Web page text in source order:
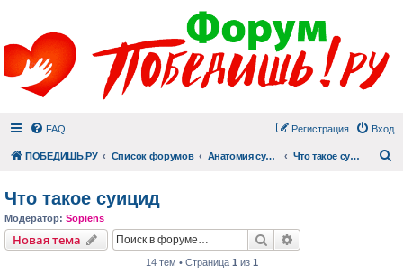
FAQ Вход
Регистрация
ПОБЕДИШЬ.РУ Список форумов Анатомия суицида Что такое суицид
Что такое суицид
Модератор: Sopiens
Новая тема Поиск
14 тем • Страница 1 из 1